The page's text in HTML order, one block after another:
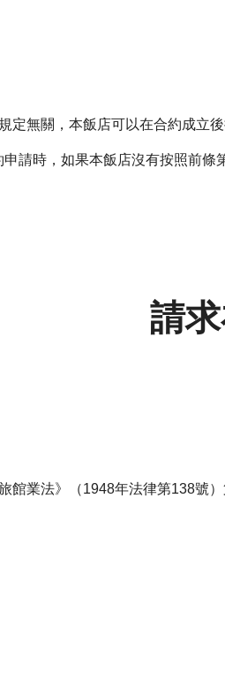
定無關，本飯店可以在合約成立
請時，如果本飯店沒有按照前
請
館業法》（1948年法律第138號